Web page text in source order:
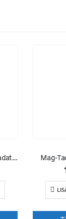
ML150LR Maglite LED ladattava Mag-